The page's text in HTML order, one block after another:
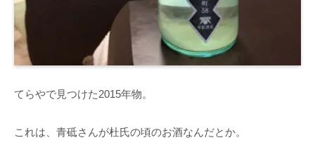
てらやで見つけた2015年物。
これは、青砥さんが杜氏の頃のお酒なんだとか。